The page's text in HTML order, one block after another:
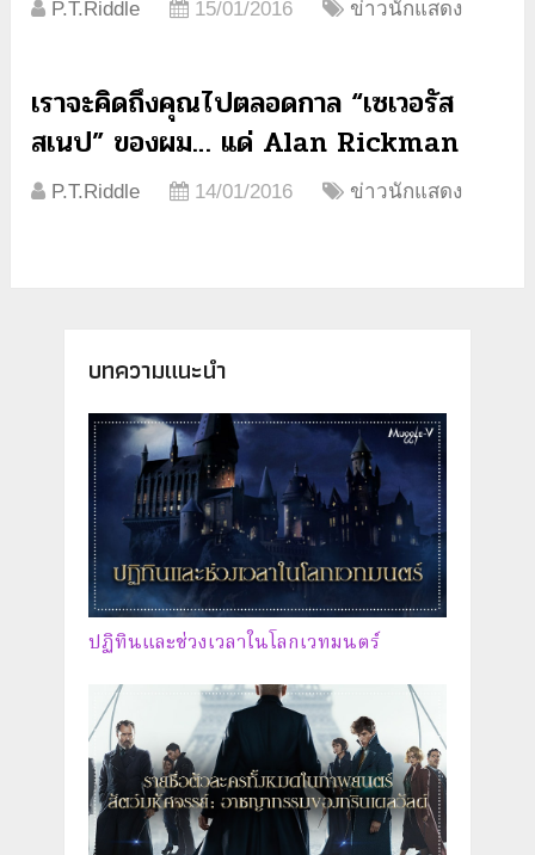
P.T.Riddle 15/01/2016 ข่าวนักแสดง
เราจะคิดถึงคุณไปตลอดกาล “เซเวอรัส
สเนป” ของผม… แด่ Alan Rickman
P.T.Riddle 14/01/2016 ข่าวนักแสดง
บทความแนะนำ
ปฏิทินและช่วงเวลาในโลกเวทมนตร์